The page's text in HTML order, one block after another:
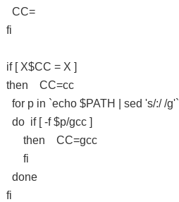
CC=
fi
if [ X$CC = X ]
then CC=cc
for p in `echo $PATH | sed 's/:/ /g'`
do if [ -f $p/gcc ]
then CC=gcc
fi
done
fi